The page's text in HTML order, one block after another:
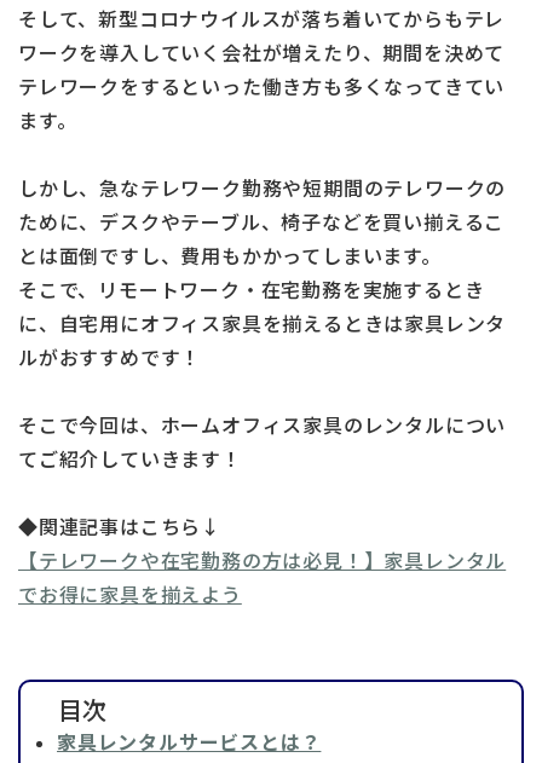
そして、新型コロナウイルスが落ち着いてからもテレ
ワークを導入していく会社が増えたり、期間を決めて
テレワークをするといった働き方も多くなってきてい
ます。
しかし、急なテレワーク勤務や短期間のテレワークの
ために、デスクやテーブル、椅子などを買い揃えるこ
とは面倒ですし、費用もかかってしまいます。
そこで、リモートワーク・在宅勤務を実施するとき
に、自宅用にオフィス家具を揃えるときは家具レンタ
ルがおすすめです！
そこで今回は、ホームオフィス家具のレンタルについ
てご紹介していきます！
◆関連記事はこちら↓
【テレワークや在宅勤務の方は必見！】家具レンタル
でお得に家具を揃えよう
目次
家具レンタルサービスとは？